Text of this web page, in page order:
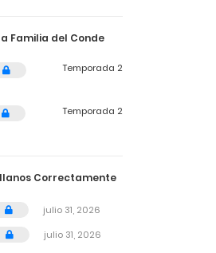
Familia del Conde
Temporada 2
Temporada 2
Correctamente
julio 31, 2026
julio 31, 2026